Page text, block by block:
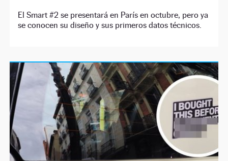
El Smart #2 se presentará en París en octubre, pero ya
se conocen su diseño y sus primeros datos técnicos.